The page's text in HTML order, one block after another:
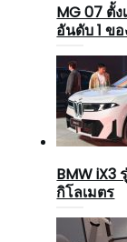
MG 07 ตั้
อันดับ 1 ข
BMW iX3
กิโลเมตร